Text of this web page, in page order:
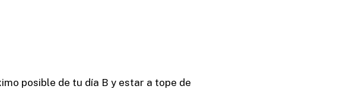
posible de tu día B y estar a tope de